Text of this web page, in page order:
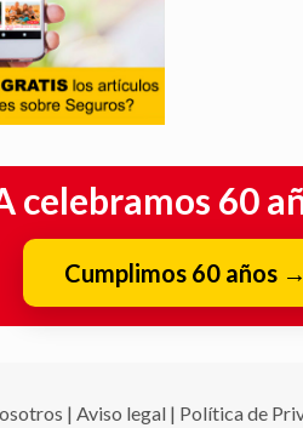
celebramos 60
Cumplimos 60 años →
| Aviso legal | Política de